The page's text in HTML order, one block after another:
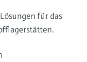
für das